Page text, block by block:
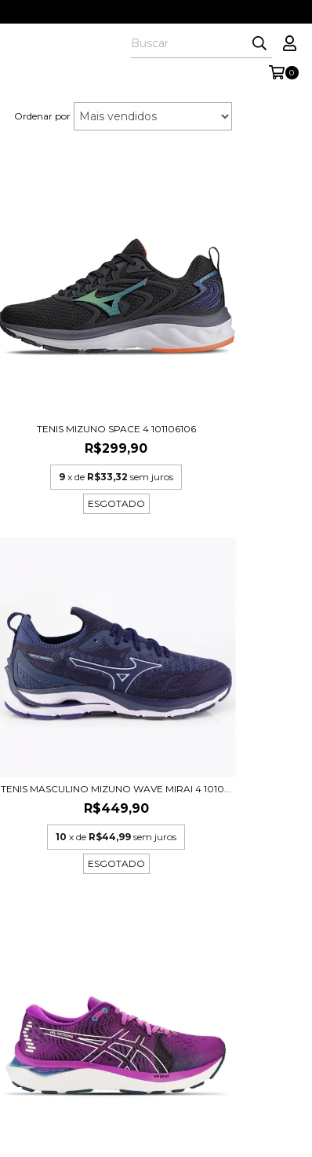
0
Ordenar por
TENIS MIZUNO SPACE 4 101106106
R$299,90
9 x de R$33,32 sem juros
ESGOTADO
TENIS MASCULINO MIZUNO WAVE MIRAI 4 1010...
R$449,90
10 x de R$44,99 sem juros
ESGOTADO